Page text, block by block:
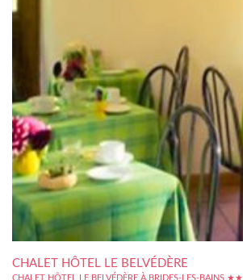
CHALET HÔTEL LE BELVÉDÈRE
CHALET HÔTEL LE BELVÉDÈRE À BRIDES-LES-BAINS ★★